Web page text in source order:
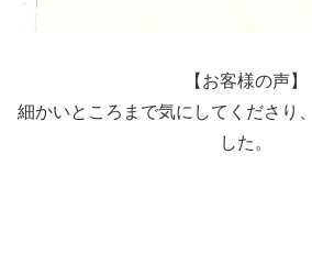
【お客様の声】
細かいところまで気にしてくださり
した。